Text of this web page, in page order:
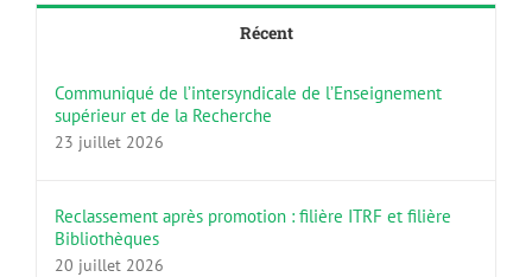
Récent
Communiqué de l’intersyndicale de l’Enseignement
supérieur et de la Recherche
23 juillet 2026
Reclassement après promotion : filière ITRF et filière
Bibliothèques
20 juillet 2026